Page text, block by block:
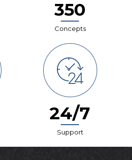
350
Concepts
24/7
Support